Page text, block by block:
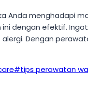
Anda menghadapi
dengan efektif.
Dengan
#tips perawatan